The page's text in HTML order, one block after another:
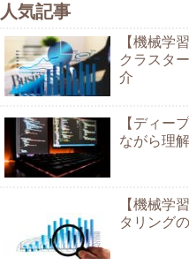
人気記事
【機械学
クラスタ
介
【ディー
ながら理
【機械学
タリング